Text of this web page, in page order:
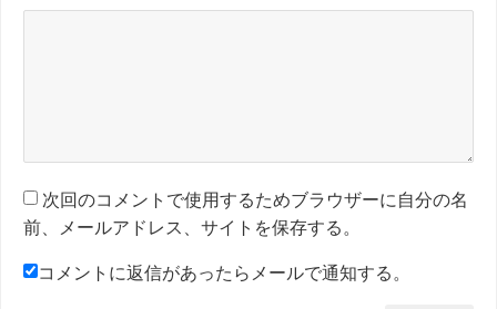
次回のコメントで使用するためブラウザーに自分の名
前、メールアドレス、サイトを保存する。
コメントに返信があったらメールで通知する。